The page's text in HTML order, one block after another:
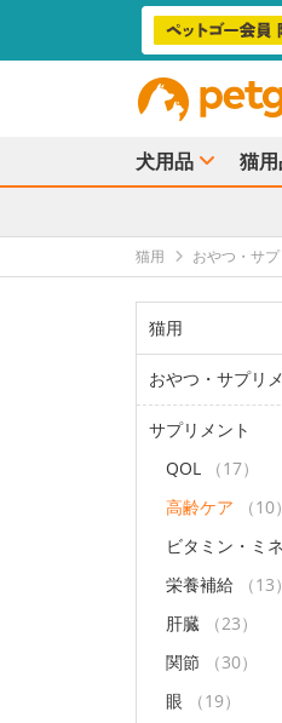
犬用品 猫
猫用 おやつ・サ
猫用
おやつ・サプリ
サプリメント
QOL
（17）
高齢ケア
（10）
ビタミン・ミ
栄養補給
（13）
肝臓
（23）
関節
（30）
眼
（19）